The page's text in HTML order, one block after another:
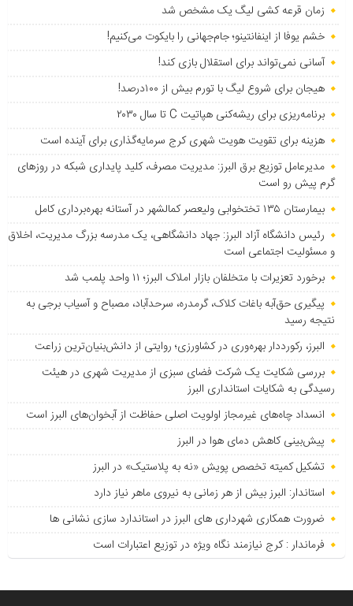
زمان قرعه کشی لیگ یک مشخص شد
خشم یوفا از اینفانتینو؛ جام‌جهانی را بایکوت می‌کنیم!
آسانی نمی‌تواند برای استقلال بازی کند!
هیجان برای شروع لیگ با تورم بیش از ۱۰۰درصد!
برنامه‌ریزی برای ریشه‌کنی هپاتیت C تا سال ۲۰۳۰
هزینه برای تقویت هویت شهری کرج سرمایه‌گذاری برای آینده است
مدیرعامل توزیع برق البرز: مدیریت مصرف، کلید پایداری شبکه در روزهای
گرم پیش رو است
بیمارستان ۱۳۵ تختخوابی ولیعصر کمالشهر در آستانه بهره‌برداری کامل
رئیس دانشگاه آزاد البرز: جهاد دانشگاهی، یک مدرسه بزرگ مدیریت، اخلاق
و مسئولیت اجتماعی است
برخورد تعزیرات با متخلفان بازار املاک البرز؛ ۱۱ واحد پلمب شد
پیگیری حق‌آبه باغات کلاک، گرمدره، سرحدآباد، مصباح و آسیاب برجی به
نتیجه رسید
البرز، رکورددار بهره‌وری در کشاورزی؛ روایتی از دانش‌بنیان‌ترین زراعت
بررسی شکایت یک شرکت فضای سبزی از مدیریت شهری در هیئت
رسیدگی به شکایات استانداری البرز
انسداد چاه‌های غیرمجاز اولویت اصلی حفاظت از آبخوان‌های البرز است
پیش‌بینی کاهش دمای هوا در البرز
تشکیل کمیته تخصص پویش «نه به پلاستیک» در البرز
استاندار: البرز بیش از هر زمانی به نیروی ماهر نیاز دارد
ضرورت همکاری شهرداری های البرز در استاندارد سازی نشانی ها
فرماندار : کرج نیازمند نگاه ویژه در توزیع اعتبارات است